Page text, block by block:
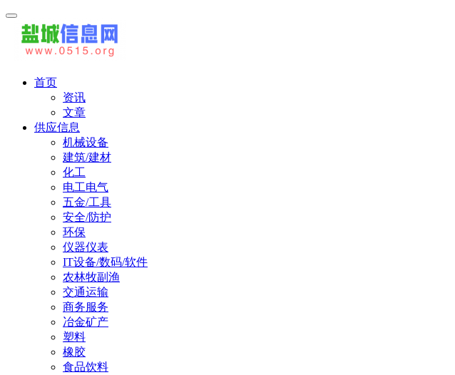
首页
资讯
文章
供应信息
机械设备
建筑/建材
化工
电工电气
五金/工具
安全/防护
环保
仪器仪表
IT设备/数码/软件
农林牧副渔
交通运输
商务服务
冶金矿产
塑料
橡胶
食品饮料